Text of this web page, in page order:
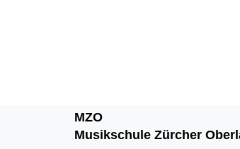
MZO
Musikschule Zürcher